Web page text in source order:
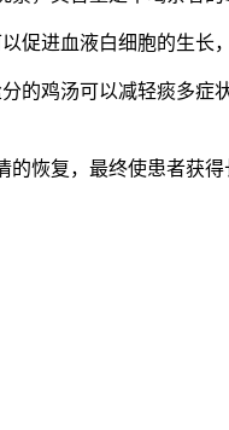
进血液白细胞的生长
鸡汤可以减轻痰多症
恢复，最终使患者获得